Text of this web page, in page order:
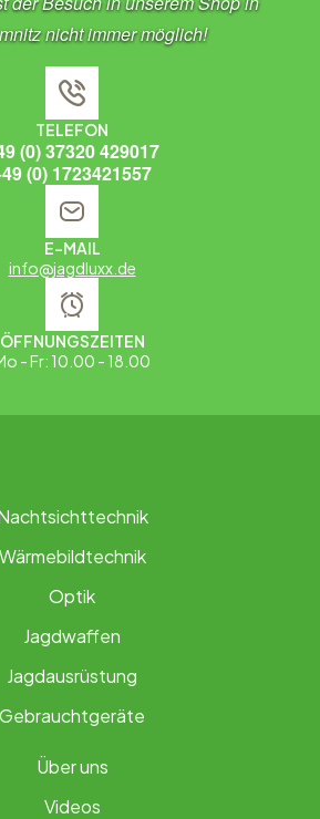
nicht immer möglich!
TELEFON
(0) 37320 429017
(0) 1723421557
E-MAIL
info@jagdluxx.de
ÖFFNUNGSZEITEN
- Fr: 10.00 - 18.00
Wärmebildtechnik
Optik
Jagdwaffen
Jagdausrüstung
Gebrauchtgeräte
Über uns
Videos